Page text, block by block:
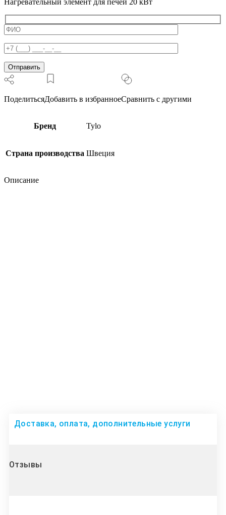
ПоделитьсяДобавить в избранноеСравнить с другими
Бренд Tylo
Страна производства Швеция
Описание
Доставка, оплата, дополнительные услуги
Отзывы